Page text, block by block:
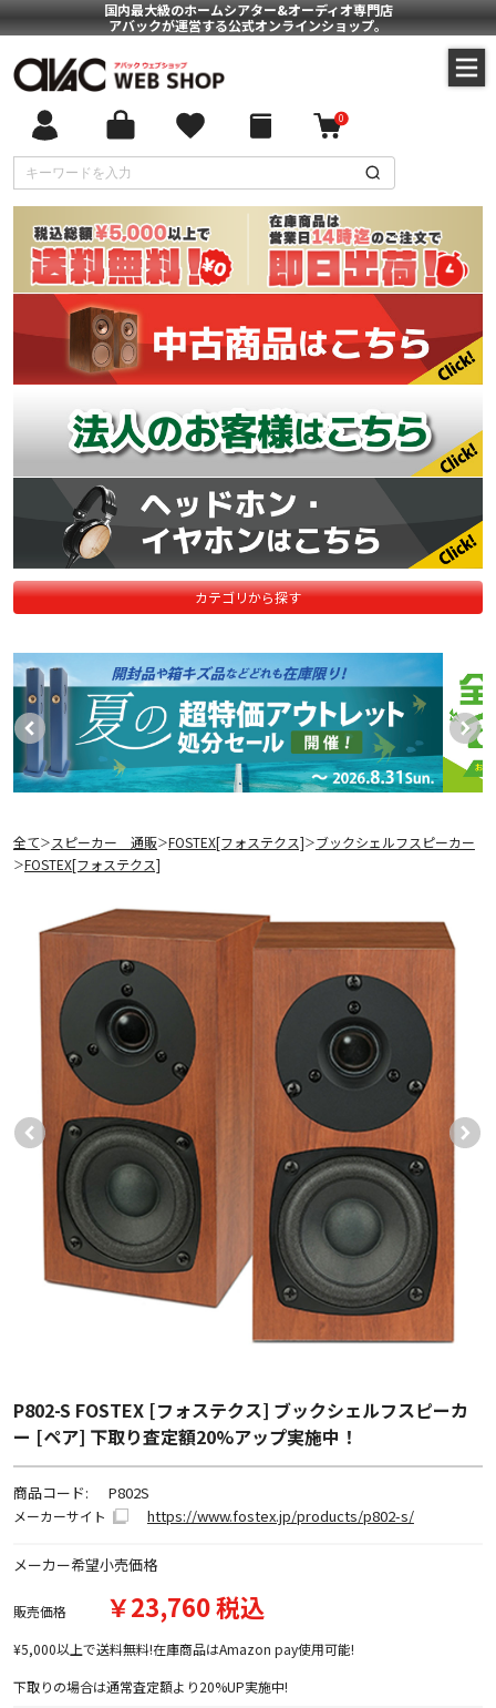
国内最大級のホームシアター&オーディオ専門店
アバックが運営する公式オンラインショップ。
0
カテゴリから探す
全て＞ スピーカー 通販＞FOSTEX[フォステクス]＞ブックシェルフスピーカー
＞FOSTEX[フォステクス]
P802-S FOSTEX [フォステクス] ブックシェルフスピーカ
ー [ペア] 下取り査定額20%アップ実施中！
商品コード: P802S
メーカーサイト https://www.fostex.jp/products/p802-s/
メーカー希望小売価格
販売価格 ￥23,760 税込
¥5,000以上で送料無料!在庫商品はAmazon pay使用可能!
下取りの場合は通常査定額より20%UP実施中!